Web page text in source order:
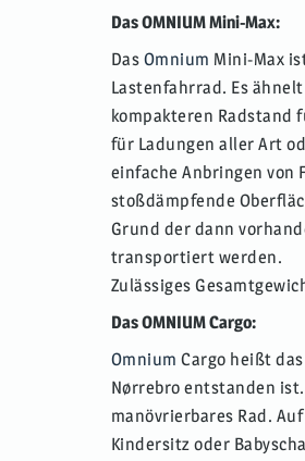
Das OMNIUM Mini-Max:
Das Omnium Mini-Max
Lastenfahrrad. Es
kompakteren Radstand
für Ladungen aller Art
einfache Anbringen von
stoßdämpfende
Grund der dann
transportiert werden.
Zulässiges
Das OMNIUM Cargo:
Omnium Cargo heißt
Nørrebro entstanden
manövrierbares Rad.
Kindersitz oder